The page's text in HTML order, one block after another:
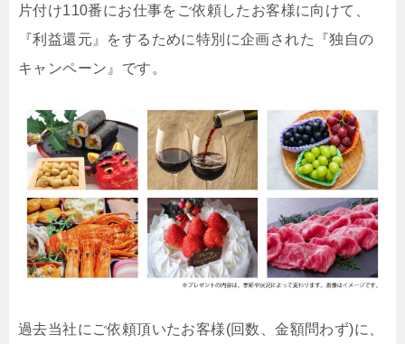
片付け110番にお仕事をご依頼したお客様に向けて、
『利益還元』をするために特別に企画された『独自の
キャンペーン』です。
過去当社にご依頼頂いたお客様(回数、金額問わず)に、